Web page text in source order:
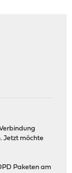
Jetzt möchte
Paketen am